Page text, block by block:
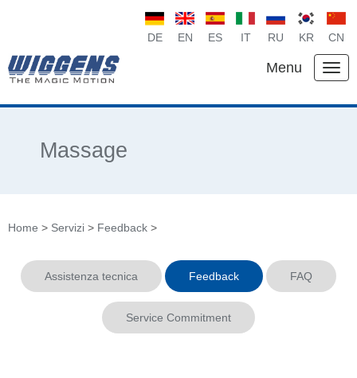
DE EN ES IT RU KR CN
Menu
Massage
Home > Servizi > Feedback >
Assistenza tecnica Feedback FAQ
Service Commitment